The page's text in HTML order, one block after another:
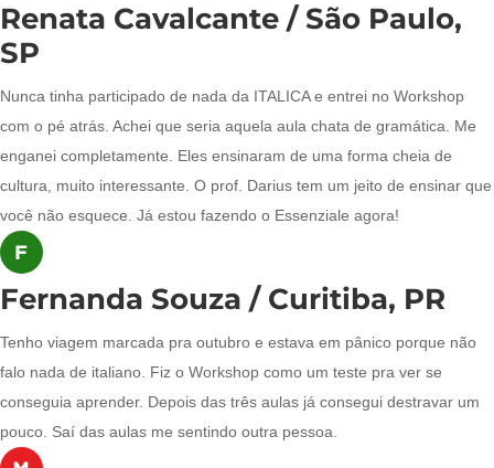
Renata Cavalcante / São Paulo,
SP
Nunca tinha participado de nada da ITALICA e entrei no Workshop
com o pé atrás. Achei que seria aquela aula chata de gramática. Me
enganei completamente. Eles ensinaram de uma forma cheia de
cultura, muito interessante. O prof. Darius tem um jeito de ensinar que
você não esquece. Já estou fazendo o Essenziale agora!
Fernanda Souza / Curitiba, PR
Tenho viagem marcada pra outubro e estava em pânico porque não
falo nada de italiano. Fiz o Workshop como um teste pra ver se
conseguia aprender. Depois das três aulas já consegui destravar um
pouco. Saí das aulas me sentindo outra pessoa.